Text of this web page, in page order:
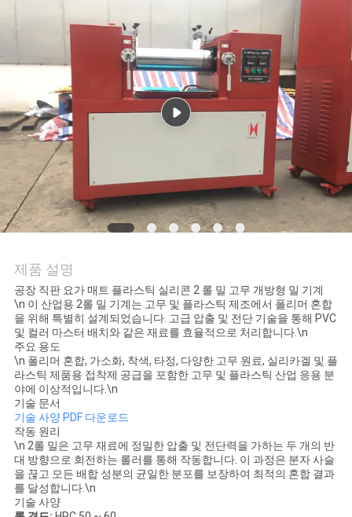
질
연
락
주
세
요
뉴
스
인
용
문
을
제품 설명
공장 직판 요가 매트 플라스틱 실리콘 2 롤 밀 고무 개방형 밀 기계
\n 이 산업용 2롤 밀 기계는 고무 및 플라스틱 제조에서 폴리머 혼합
을 위해 특별히 설계되었습니다. 고급 압출 및 전단 기술을 통해 PVC
및 컬러 마스터 배치와 같은 재료를 효율적으로 처리합니다.\n
주요 용도
\n 폴리머 혼합, 가소화, 착색, 타정, 다양한 고무 원료, 실리카겔 및 플
라스틱 제품용 접착제 공급을 포함한 고무 및 플라스틱 산업 응용 분
야에 이상적입니다.\n
기술 문서
기술 사양 PDF 다운로드
작동 원리
\n 2롤 밀은 고무 재료에 정밀한 압출 및 전단력을 가하는 두 개의 반
대 방향으로 회전하는 롤러를 통해 작동합니다. 이 과정은 분자 사슬
을 끊고 모든 배합 성분의 균일한 분포를 보장하여 최적의 혼합 결과
를 달성합니다.\n
기술 사양